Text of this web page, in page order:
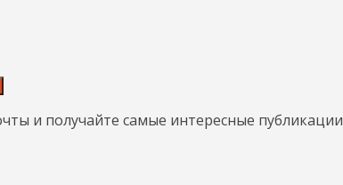
и получайте самые интересные публикации